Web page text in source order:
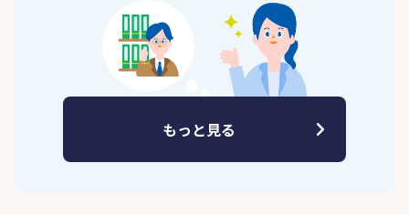
もっと見る